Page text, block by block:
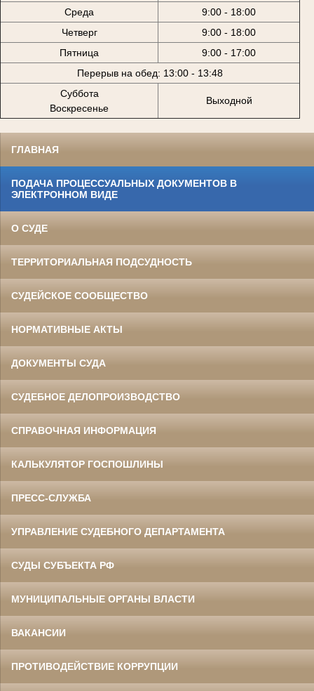
Среда
9:00 - 18:00
Четверг
9:00 - 18:00
Пятница
9:00 - 17:00
Перерыв на обед: 13:00 - 13:48
Суббота
Воскресенье
Выходной
ГЛАВНАЯ
ПОДАЧА ПРОЦЕССУАЛЬНЫХ ДОКУМЕНТОВ В
ЭЛЕКТРОННОМ ВИДЕ
О СУДЕ
ТЕРРИТОРИАЛЬНАЯ ПОДСУДНОСТЬ
СУДЕЙСКОЕ СООБЩЕСТВО
НОРМАТИВНЫЕ АКТЫ
ДОКУМЕНТЫ СУДА
СУДЕБНОЕ ДЕЛОПРОИЗВОДСТВО
СПРАВОЧНАЯ ИНФОРМАЦИЯ
КАЛЬКУЛЯТОР ГОСПОШЛИНЫ
ПРЕСС-СЛУЖБА
УПРАВЛЕНИЕ СУДЕБНОГО ДЕПАРТАМЕНТА
СУДЫ СУБЪЕКТА РФ
МУНИЦИПАЛЬНЫЕ ОРГАНЫ ВЛАСТИ
ВАКАНСИИ
ПРОТИВОДЕЙСТВИЕ КОРРУПЦИИ